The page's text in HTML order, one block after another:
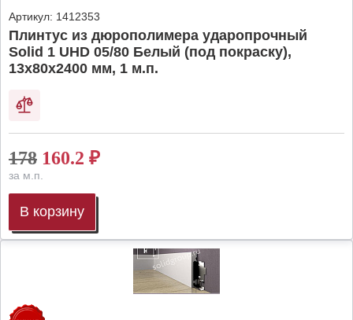
Артикул: 1412353
Плинтус из дюрополимера ударопрочный
Solid 1 UHD 05/80 Белый (под покраску),
13х80х2400 мм, 1 м.п.
178 160.2 ₽
за м.п.
В корзину